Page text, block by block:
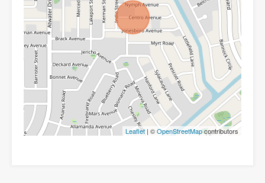
Leaflet| ©OpenStreetMapcontributors